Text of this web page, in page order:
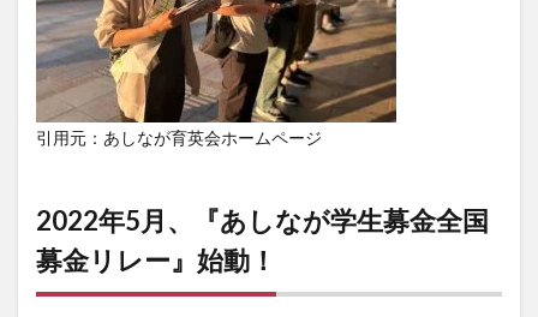
引用元：あしなが育英会ホームページ
2022年5月、『あしなが学生募金全国
募金リレー』始動！